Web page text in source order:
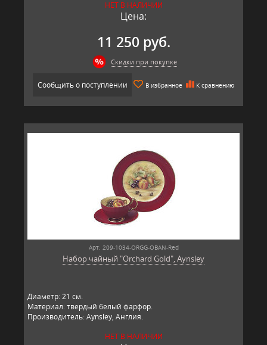
НЕТ В НАЛИЧИИ
Цена:
11 250 руб.
Скидки при покупке
Сообщить о поступлении В избранное К сравнению
Арт: 209-1034-ORGG-OBAN-Red
Набор чайный "Orchard Gold", Aynsley
Диаметр: 21 см.
Материал: твердый белый фарфор.
Производитель: Aynsley, Англия.
НЕТ В НАЛИЧИИ